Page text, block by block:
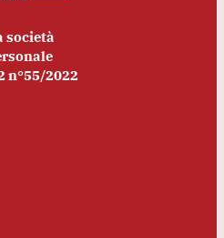
società
n°55/2022